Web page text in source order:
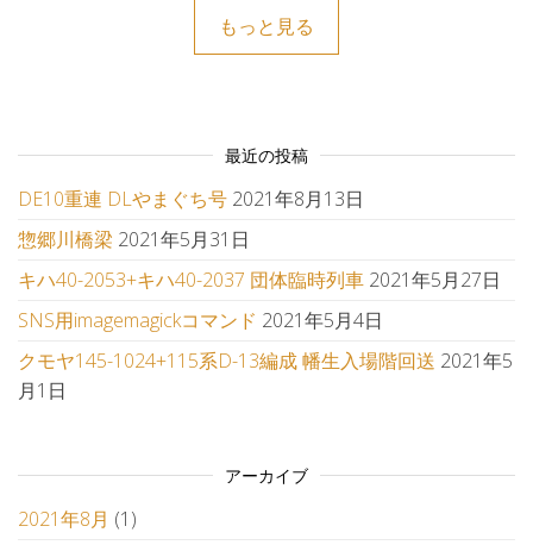
もっと見る
最近の投稿
DE10重連 DLやまぐち号 2021年8月13日
惣郷川橋梁 2021年5月31日
キハ40-2053+キハ40-2037 団体臨時列車 2021年5月27日
SNS用imagemagickコマンド 2021年5月4日
クモヤ145-1024+115系D-13編成 幡生入場階回送 2021年5
月1日
アーカイブ
2021年8月 (1)